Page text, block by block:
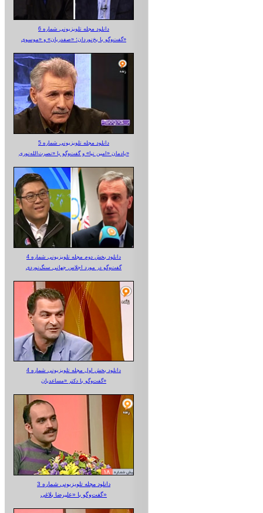
دانلود مجله تلویزیونی شماره 6
گفت‌وگو با یخ‌نوردان؛ «صفدریان» و «موسوی»
دانلود مجله تلویزیونی شماره 5
یادمان «امین نیا» و گفت‌وگو با «نصرت‌الله‌نوری»
دانلود بخش دوم مجله تلویزیونی شماره 4
گفت‌وگو در مورد اجلاس جهانی سنگ‌نوردی
دانلود بخش اول مجله تلویزیونی شماره 4
گفت‌وگو با دکتر «مساعدیان»
دانلود مجله تلویزیونی شماره 3
گفت‌وگو با «علیرضا بلاغی»